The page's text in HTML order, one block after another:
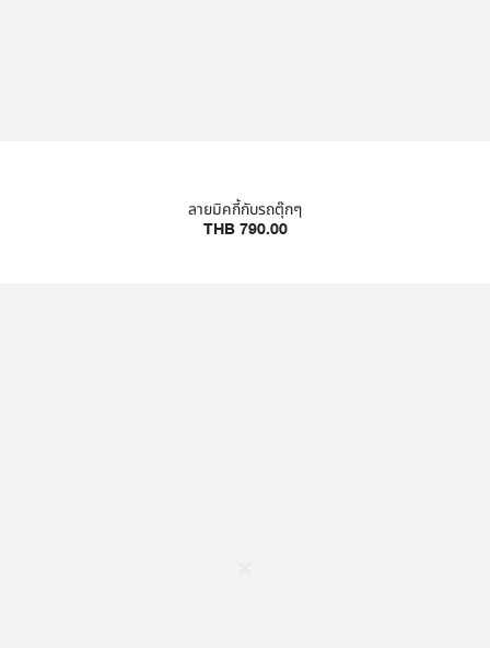
ลายมิคกี้กับรถตุ๊กๆ
THB 790.00